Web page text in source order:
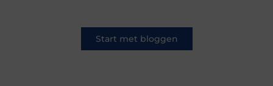
Start met bloggen